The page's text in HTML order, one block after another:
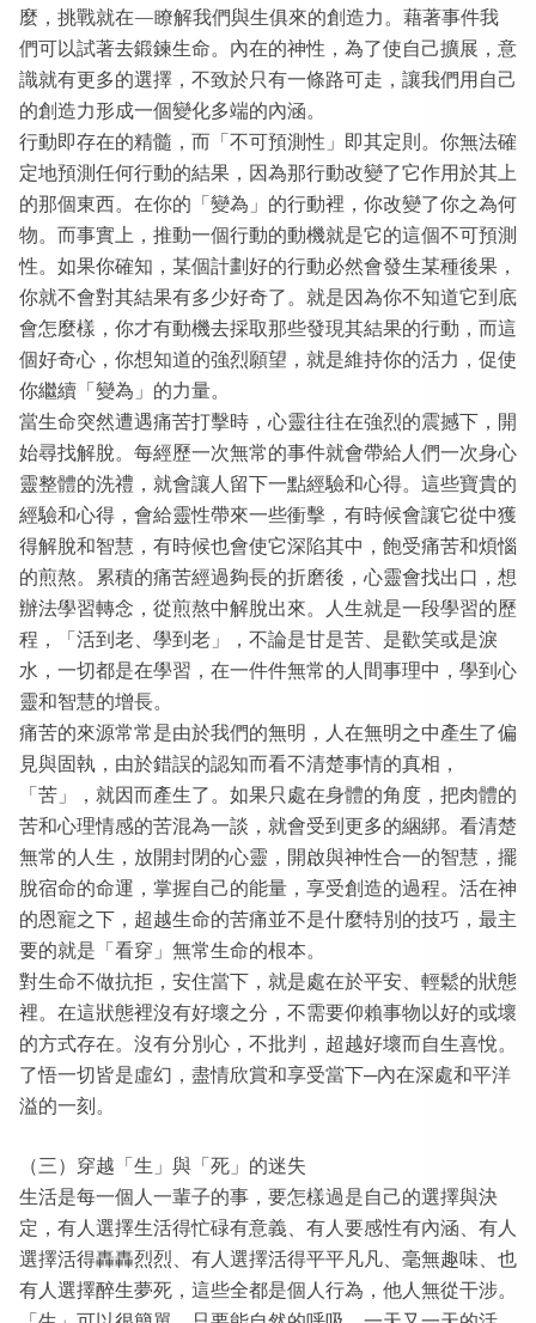
麼，挑戰就在—瞭解我們與生俱來的創造力。藉著事件我
們可以試著去鍛鍊生命。內在的神性，為了使自己擴展，意
識就有更多的選擇，不致於只有一條路可走，讓我們用自己
的創造力形成一個變化多端的內涵。
行動即存在的精髓，而「不可預測性」即其定則。你無法確
定地預測任何行動的結果，因為那行動改變了它作用於其上
的那個東西。在你的「變為」的行動裡，你改變了你之為何
物。而事實上，推動一個行動的動機就是它的這個不可預測
性。如果你確知，某個計劃好的行動必然會發生某種後果，
你就不會對其結果有多少好奇了。就是因為你不知道它到底
會怎麼樣，你才有動機去採取那些發現其結果的行動，而這
個好奇心，你想知道的強烈願望，就是維持你的活力，促使
你繼續「變為」的力量。
當生命突然遭遇痛苦打擊時，心靈往往在強烈的震撼下，開
始尋找解脫。每經歷一次無常的事件就會帶給人們一次身心
靈整體的洗禮，就會讓人留下一點經驗和心得。這些寶貴的
經驗和心得，會給靈性帶來一些衝擊，有時候會讓它從中獲
得解脫和智慧，有時候也會使它深陷其中，飽受痛苦和煩惱
的煎熬。累積的痛苦經過夠長的折磨後，心靈會找出口，想
辦法學習轉念，從煎熬中解脫出來。人生就是一段學習的歷
程，「活到老、學到老」，不論是甘是苦、是歡笑或是淚
水，一切都是在學習，在一件件無常的人間事理中，學到心
靈和智慧的增長。
痛苦的來源常常是由於我們的無明，人在無明之中產生了偏
見與固執，由於錯誤的認知而看不清楚事情的真相，
「苦」，就因而產生了。如果只處在身體的角度，把肉體的
苦和心理情感的苦混為一談，就會受到更多的綑綁。看清楚
無常的人生，放開封閉的心靈，開啟與神性合一的智慧，擺
脫宿命的命運，掌握自己的能量，享受創造的過程。活在神
的恩寵之下，超越生命的苦痛並不是什麼特別的技巧，最主
要的就是「看穿」無常生命的根本。
對生命不做抗拒，安住當下，就是處在於平安、輕鬆的狀態
裡。在這狀態裡沒有好壞之分，不需要仰賴事物以好的或壞
的方式存在。沒有分別心，不批判，超越好壞而自生喜悅。
了悟一切皆是虛幻，盡情欣賞和享受當下─內在深處和平洋
溢的一刻。
（三）穿越「生」與「死」的迷失
生活是每一個人一輩子的事，要怎樣過是自己的選擇與決
定，有人選擇生活得忙碌有意義、有人要感性有內涵、有人
選擇活得轟轟烈烈、有人選擇活得平平凡凡、毫無趣味、也
有人選擇醉生夢死，這些全都是個人行為，他人無從干涉。